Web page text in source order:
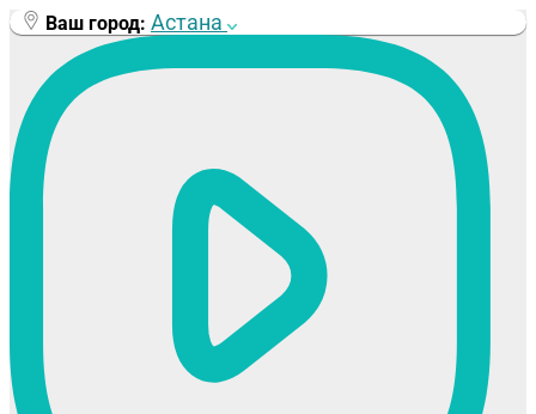
Перейти
содержимому
Ваш город: Астана